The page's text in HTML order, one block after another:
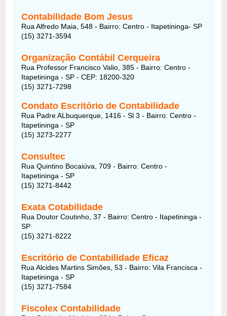
Contabilidade Bom Jesus
Rua Alfredo Maia, 548 - Bairro: Centro - Itapetininga- SP
(15) 3271-3594
Organização Contábil Cerqueira
Rua Professor Francisco Valio, 385 - Bairro: Centro -
Itapetininga - SP - CEP: 18200-320
(15) 3271-7298
Condato Escritório de Contabilidade
Rua Padre ALbuquerque, 1416 - Sl 3 - Bairro: Centro -
Itapetininga - SP
(15) 3273-2277
Consultec
Rua Quintino Bocaiúva, 709 - Bairro: Centro -
Itapetininga - SP
(15) 3271-8442
Exata Cotabilidade
Rua Doutor Coutinho, 37 - Bairro: Centro - Itapetininga -
SP
(15) 3271-8222
Escritório de Contabilidade Eficaz
Rua Alcides Martins Simões, 53 - Bairro: Vila Francisca -
Itapetininga - SP
(15) 3271-7584
Fiscolex Contabilidade